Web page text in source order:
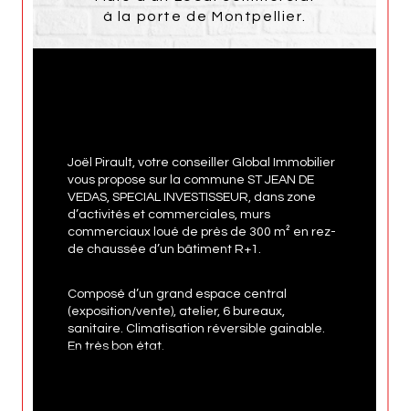
à la porte de Montpellier.
Joël Pirault, votre conseiller Global Immobilier
vous propose sur la commune ST JEAN DE
VEDAS, SPECIAL INVESTISSEUR, dans zone
d’activités et commerciales, murs
commerciaux loué de près de 300 m² en rez-
de chaussée d’un bâtiment R+1.
Composé d’un grand espace central
(exposition/vente), atelier, 6 bureaux,
sanitaire. Climatisation réversible gainable.
En très bon état.